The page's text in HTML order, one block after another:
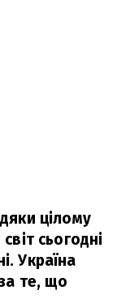
цілому
сьогодні
Україна
те, що